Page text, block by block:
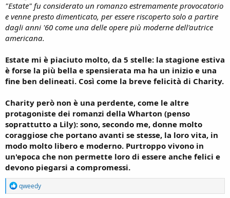
"Estate" fu considerato un romanzo estremamente provocatorio
e venne presto dimenticato, per essere riscoperto solo a partire
dagli anni '60 come una delle opere più moderne dell'autrice
americana.
Estate mi è piaciuto molto, da 5 stelle: la stagione estiva
è forse la più bella e spensierata ma ha un inizio e una
fine ben delineati. Così come la breve felicità di Charity.
Charity però non è una perdente, come le altre
protagoniste dei romanzi della Wharton (penso
soprattutto a Lily): sono, secondo me, donne molto
coraggiose che portano avanti se stesse, la loro vita, in
modo molto libero e moderno. Purtroppo vivono in
un'epoca che non permette loro di essere anche felici e
devono piegarsi a compromessi.
R
e
qweedy